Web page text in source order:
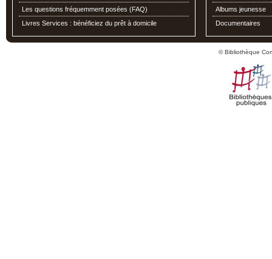
Les questions fréquemment posées (FAQ)
Livres Services : bénéficiez du prêt à domicile
Albums jeunesse
Documentaires
© Bibliothèque